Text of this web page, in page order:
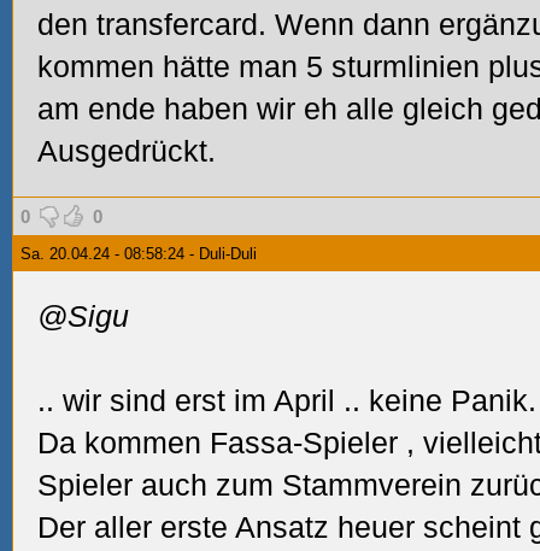
den transfercard. Wenn dann
kommen hätte man 5 sturmlinien
am ende haben wir eh alle gleich
Ausgedrückt.
0 0
Sa. 20.04.24 - 08:58:24 - Duli-Duli
@Sigu
.. wir sind erst im April .. keine Panik.
Da kommen Fassa-Spieler ,
Spieler auch zum Stammverein
Der aller erste Ansatz heuer scheint